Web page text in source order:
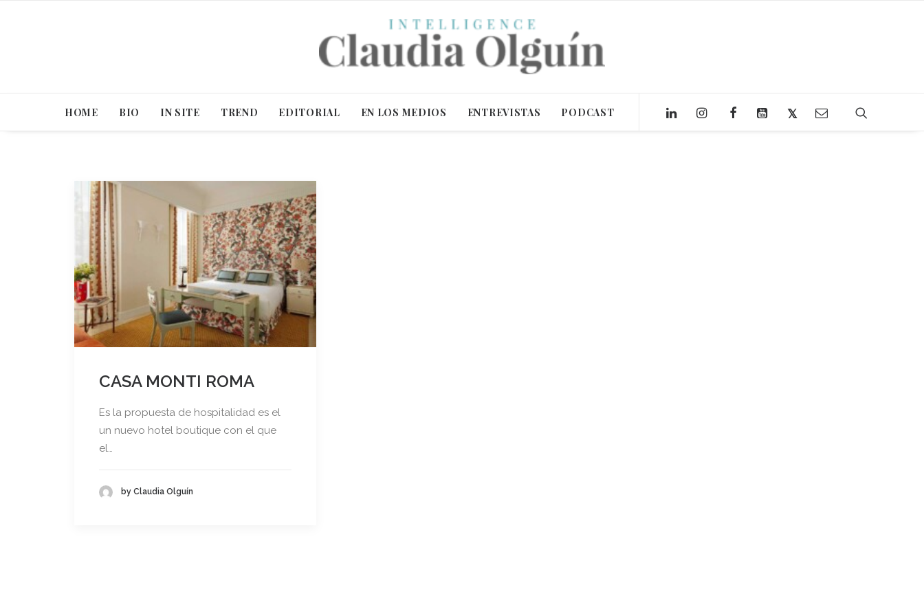
HOME BIO IN SITE TREND EDITORIAL EN LOS MEDIOS ENTREVISTAS PODCAST
CASA MONTI ROMA
Es la propuesta de hospitalidad es el
un nuevo hotel boutique con el que
el…
by Claudia Olguín